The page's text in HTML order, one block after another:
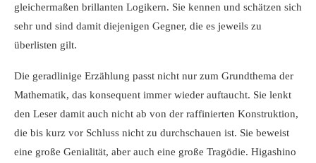
gleichermaßen brillanten Logikern. Sie kennen und schätzen sich
sehr und sind damit diejenigen Gegner, die es jeweils zu
überlisten gilt.
Die geradlinige Erzählung passt nicht nur zum Grundthema der
Mathematik, das konsequent immer wieder auftaucht. Sie lenkt
den Leser damit auch nicht ab von der raffinierten Konstruktion,
die bis kurz vor Schluss nicht zu durchschauen ist. Sie beweist
eine große Genialität, aber auch eine große Tragödie. Higashino